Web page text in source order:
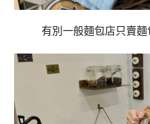
有別一般麵包店只賣